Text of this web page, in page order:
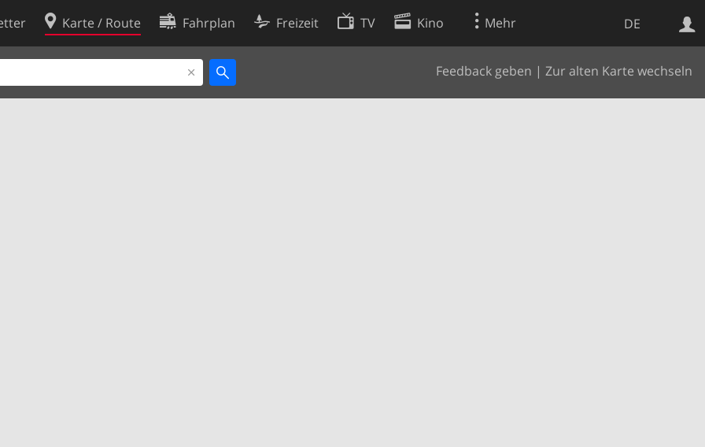
DE
Karte / Route Fahrplan Freizeit TV Kino Mehr
Feedback geben | Zur alten Karte wechseln
Websuche
Cookie-Richtlinie
Cookie-Einstellungen